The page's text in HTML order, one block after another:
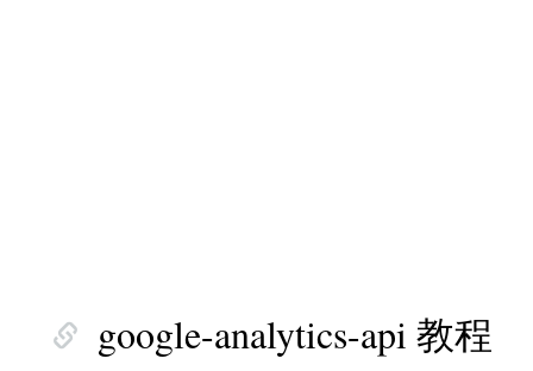
google-analytics-api 教程